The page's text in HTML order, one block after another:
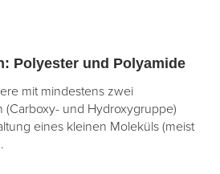
Polyester und Polyamide
mit mindestens zwei
und Hydroxygruppe)
eines kleinen Moleküls (meist